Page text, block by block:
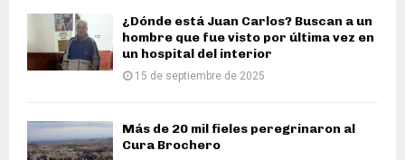
¿Dónde está Juan Carlos? Buscan a un
hombre que fue visto por última vez en
un hospital del interior
15 de septiembre de 2025
Más de 20 mil fieles peregrinaron al
Cura Brochero